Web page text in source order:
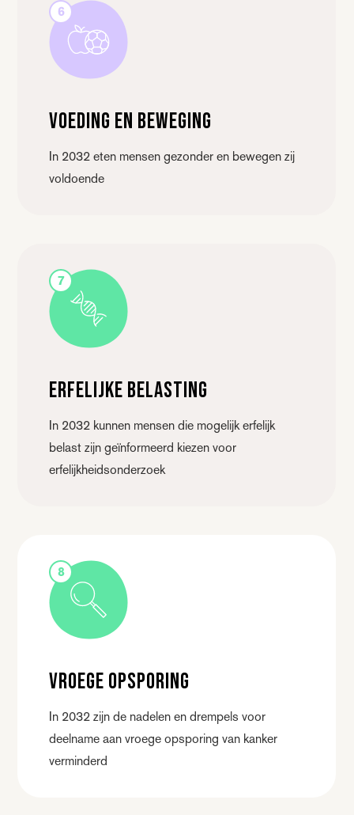
6
Voeding en beweging
In 2032 eten mensen gezonder en bewegen zij
voldoende
7
Erfelijke belasting
In 2032 kunnen mensen die mogelijk erfelijk
belast zijn geïnformeerd kiezen voor
erfelijkheidsonderzoek
8
Vroege opsporing
In 2032 zijn de nadelen en drempels voor
deelname aan vroege opsporing van kanker
verminderd